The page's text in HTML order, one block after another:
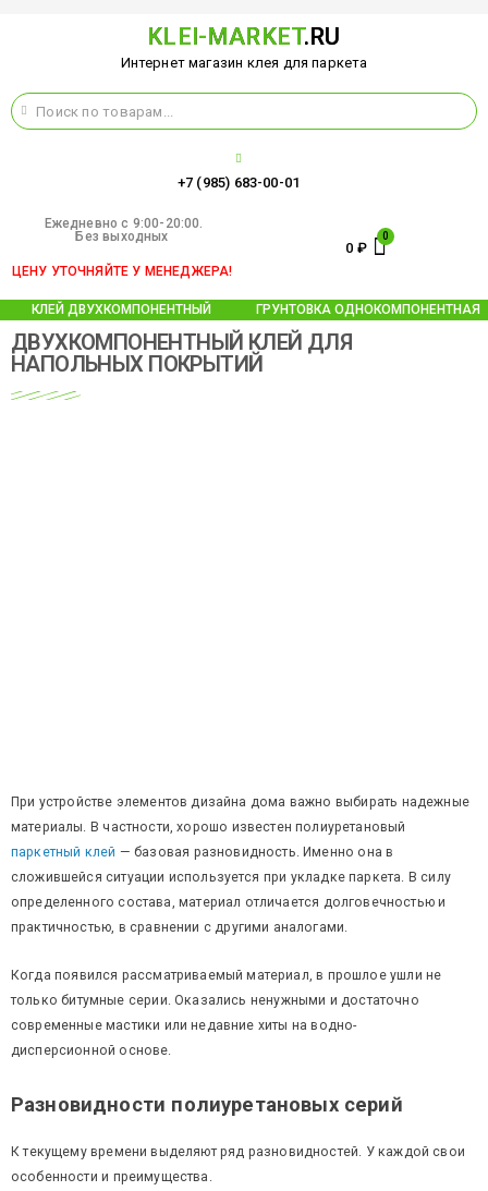
KLEI-MARKET.RU
Интернет магазин клея для паркета
+7 (985) 683-00-01
Ежедневно c 9:00-20:00.
Без выходных
ЦЕНУ УТОЧНЯЙТЕ У МЕНЕДЖЕРА!
0 ₽
КЛЕЙ ДВУХКОМПОНЕНТНЫЙ ГРУНТОВКА ОДНОКОМПОНЕНТНАЯ
ДВУХКОМПОНЕНТНЫЙ КЛЕЙ ДЛЯ
НАПОЛЬНЫХ ПОКРЫТИЙ
При устройстве элементов дизайна дома важно выбирать надежные
материалы. В частности, хорошо известен полиуретановый
паркетный клей — базовая разновидность. Именно она в
сложившейся ситуации используется при укладке паркета. В силу
определенного состава, материал отличается долговечностью и
практичностью, в сравнении с другими аналогами.
Когда появился рассматриваемый материал, в прошлое ушли не
только битумные серии. Оказались ненужными и достаточно
современные мастики или недавние хиты на водно-
дисперсионной основе.
Разновидности полиуретановых серий
К текущему времени выделяют ряд разновидностей. У каждой свои
особенности и преимущества.